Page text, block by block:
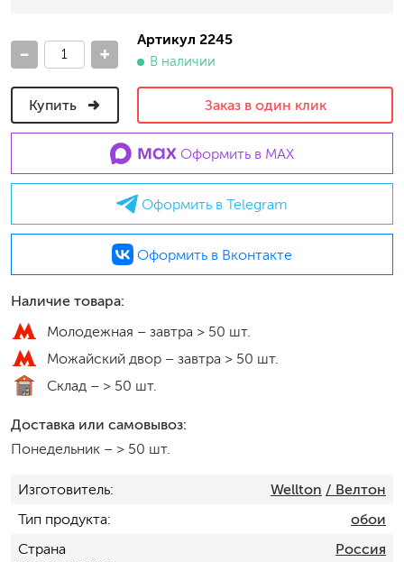
- +
Артикул 2245
В наличии
Купить Заказ в один клик
Оформить в MAX
Оформить в Telegram
Оформить в Вконтакте
Наличие товара:
Молодежная – завтра > 50 шт.
Можайский двор – завтра > 50 шт.
Склад – > 50 шт.
Доставка или самовывоз:
Понедельник – > 50 шт.
Изготовитель Wellton / Велтон
Тип продукта
обои
Страна
Россия